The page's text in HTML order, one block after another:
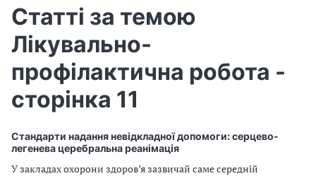
Статті за темою
Лікувально-
профілактична робота -
сторінка 11
Стандарти надання невідкладної допомоги: серцево-
легенева церебральна реанімація
У закладах охорони здоров’я зазвичай саме середній
и
н
о
р
и